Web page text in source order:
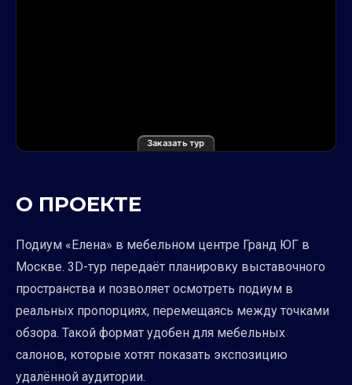
Заказать тур
О ПРОЕКТЕ
Подиум «Елена» в мебельном центре Гранд ЮГ в
Москве. 3D-тур передаёт планировку выставочного
пространства и позволяет осмотреть подиум в
реальных пропорциях, перемещаясь между точками
обзора. Такой формат удобен для мебельных
салонов, которые хотят показать экспозицию
удалённой аудитории.